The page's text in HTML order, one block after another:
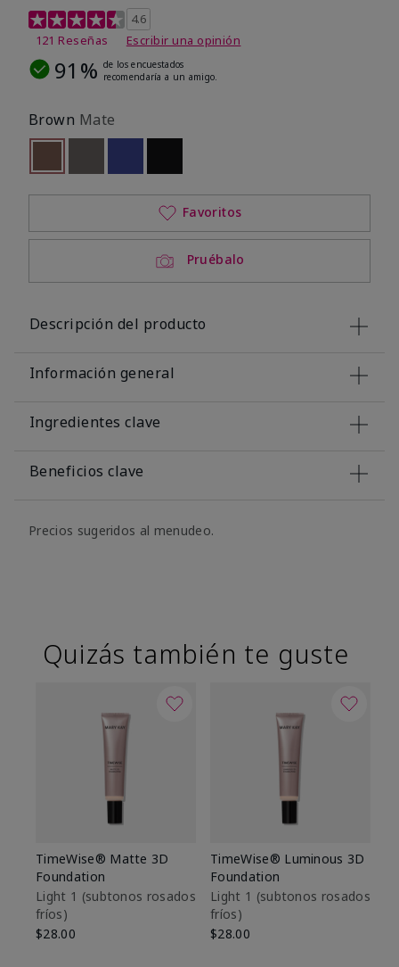
Calificación de clientes de 4,1 de 5
4.6
121 Reseñas
Escribir una opinión
91% de los encuestados
recomendaría a un amigo.
Brown Mate
seleccionado
Out of stock
Pruébalo
Favoritos
Descripción del producto
Información general
Ingredientes clave
Beneficios clave
Precios sugeridos al menudeo.
Quizás también te guste
TimeWise® Matte 3D
Foundation
Light 1​ (subtonos rosados
fríos)
$28.00
TimeWise® Luminous 3D
Foundation
Light 1​ (subtonos rosados
fríos)
$28.00